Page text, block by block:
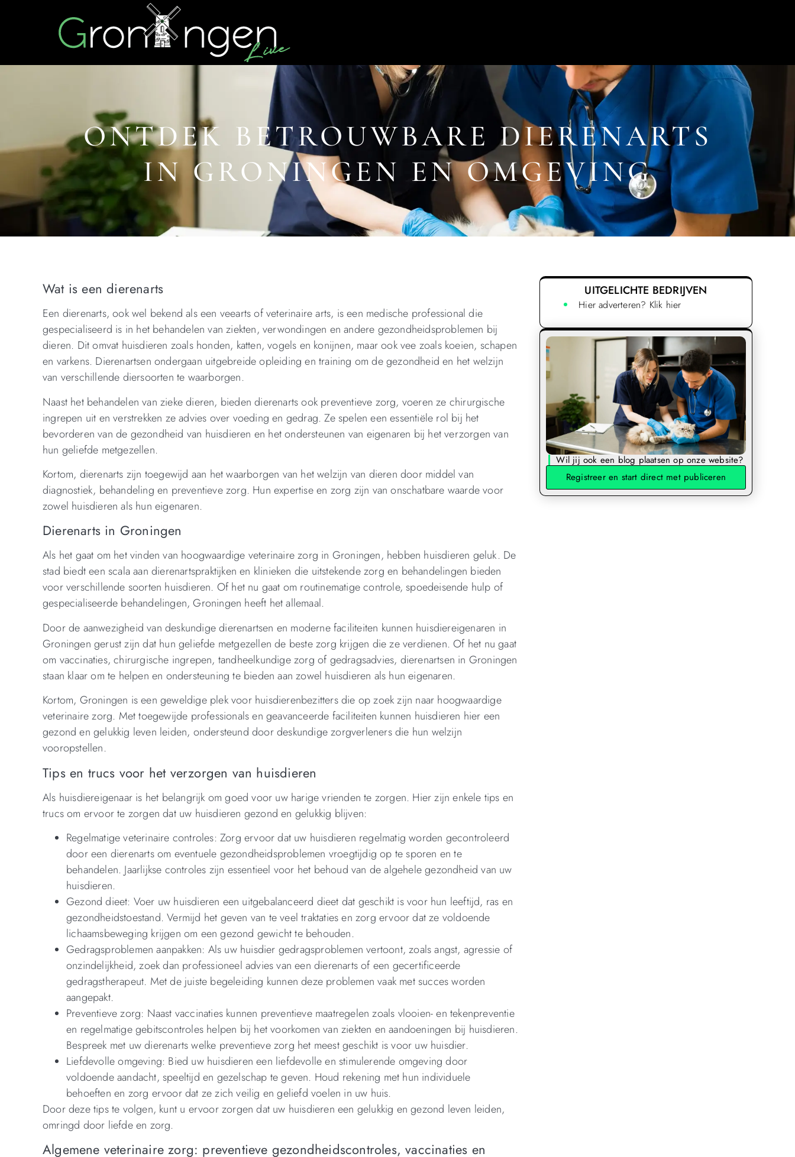
ONTDEK BETROUWBARE DIERENARTS
IN GRONINGEN EN OMGEVING
Wat is een dierenarts
Een dierenarts, ook wel bekend als een veearts of veterinaire arts, is een medische professional die
gespecialiseerd is in het behandelen van ziekten, verwondingen en andere gezondheidsproblemen bij
dieren. Dit omvat huisdieren zoals honden, katten, vogels en konijnen, maar ook vee zoals koeien, schapen
en varkens. Dierenartsen ondergaan uitgebreide opleiding en training om de gezondheid en het welzijn
van verschillende diersoorten te waarborgen.
Naast het behandelen van zieke dieren, bieden dierenarts ook preventieve zorg, voeren ze chirurgische
ingrepen uit en verstrekken ze advies over voeding en gedrag. Ze spelen een essentiële rol bij het
bevorderen van de gezondheid van huisdieren en het ondersteunen van eigenaren bij het verzorgen van
hun geliefde metgezellen.
Kortom, dierenarts zijn toegewijd aan het waarborgen van het welzijn van dieren door middel van
diagnostiek, behandeling en preventieve zorg. Hun expertise en zorg zijn van onschatbare waarde voor
zowel huisdieren als hun eigenaren.
Dierenarts in Groningen
Als het gaat om het vinden van hoogwaardige veterinaire zorg in Groningen, hebben huisdieren geluk. De
stad biedt een scala aan dierenartspraktijken en klinieken die uitstekende zorg en behandelingen bieden
voor verschillende soorten huisdieren. Of het nu gaat om routinematige controle, spoedeisende hulp of
gespecialiseerde behandelingen, Groningen heeft het allemaal.
Door de aanwezigheid van deskundige dierenartsen en moderne faciliteiten kunnen huisdiereigenaren in
Groningen gerust zijn dat hun geliefde metgezellen de beste zorg krijgen die ze verdienen. Of het nu gaat
om vaccinaties, chirurgische ingrepen, tandheelkundige zorg of gedragsadvies, dierenartsen in Groningen
staan klaar om te helpen en ondersteuning te bieden aan zowel huisdieren als hun eigenaren.
Kortom, Groningen is een geweldige plek voor huisdierenbezitters die op zoek zijn naar hoogwaardige
veterinaire zorg. Met toegewijde professionals en geavanceerde faciliteiten kunnen huisdieren hier een
gezond en gelukkig leven leiden, ondersteund door deskundige zorgverleners die hun welzijn
vooropstellen.
Tips en trucs voor het verzorgen van huisdieren
Als huisdiereigenaar is het belangrijk om goed voor uw harige vrienden te zorgen. Hier zijn enkele tips en
trucs om ervoor te zorgen dat uw huisdieren gezond en gelukkig blijven:
Regelmatige veterinaire controles: Zorg ervoor dat uw huisdieren regelmatig worden gecontroleerd
door een dierenarts om eventuele gezondheidsproblemen vroegtijdig op te sporen en te
behandelen. Jaarlijkse controles zijn essentieel voor het behoud van de algehele gezondheid van uw
huisdieren.
Gezond dieet: Voer uw huisdieren een uitgebalanceerd dieet dat geschikt is voor hun leeftijd, ras en
gezondheidstoestand. Vermijd het geven van te veel traktaties en zorg ervoor dat ze voldoende
lichaamsbeweging krijgen om een gezond gewicht te behouden.
Gedragsproblemen aanpakken: Als uw huisdier gedragsproblemen vertoont, zoals angst, agressie of
onzindelijkheid, zoek dan professioneel advies van een dierenarts of een gecertificeerde
gedragstherapeut. Met de juiste begeleiding kunnen deze problemen vaak met succes worden
aangepakt.
Preventieve zorg: Naast vaccinaties kunnen preventieve maatregelen zoals vlooien- en tekenpreventie
en regelmatige gebitscontroles helpen bij het voorkomen van ziekten en aandoeningen bij huisdieren.
Bespreek met uw dierenarts welke preventieve zorg het meest geschikt is voor uw huisdier.
Liefdevolle omgeving: Bied uw huisdieren een liefdevolle en stimulerende omgeving door
voldoende aandacht, speeltijd en gezelschap te geven. Houd rekening met hun individuele
behoeften en zorg ervoor dat ze zich veilig en geliefd voelen in uw huis.
Door deze tips te volgen, kunt u ervoor zorgen dat uw huisdieren een gelukkig en gezond leven leiden,
omringd door liefde en zorg.
Algemene veterinaire zorg: preventieve gezondheidscontroles, vaccinaties en
UITGELICHTE BEDRIJVEN
Hier adverteren? Klik hier
Wil jij ook een blog plaatsen op onze website?
Registreer en start direct met publiceren